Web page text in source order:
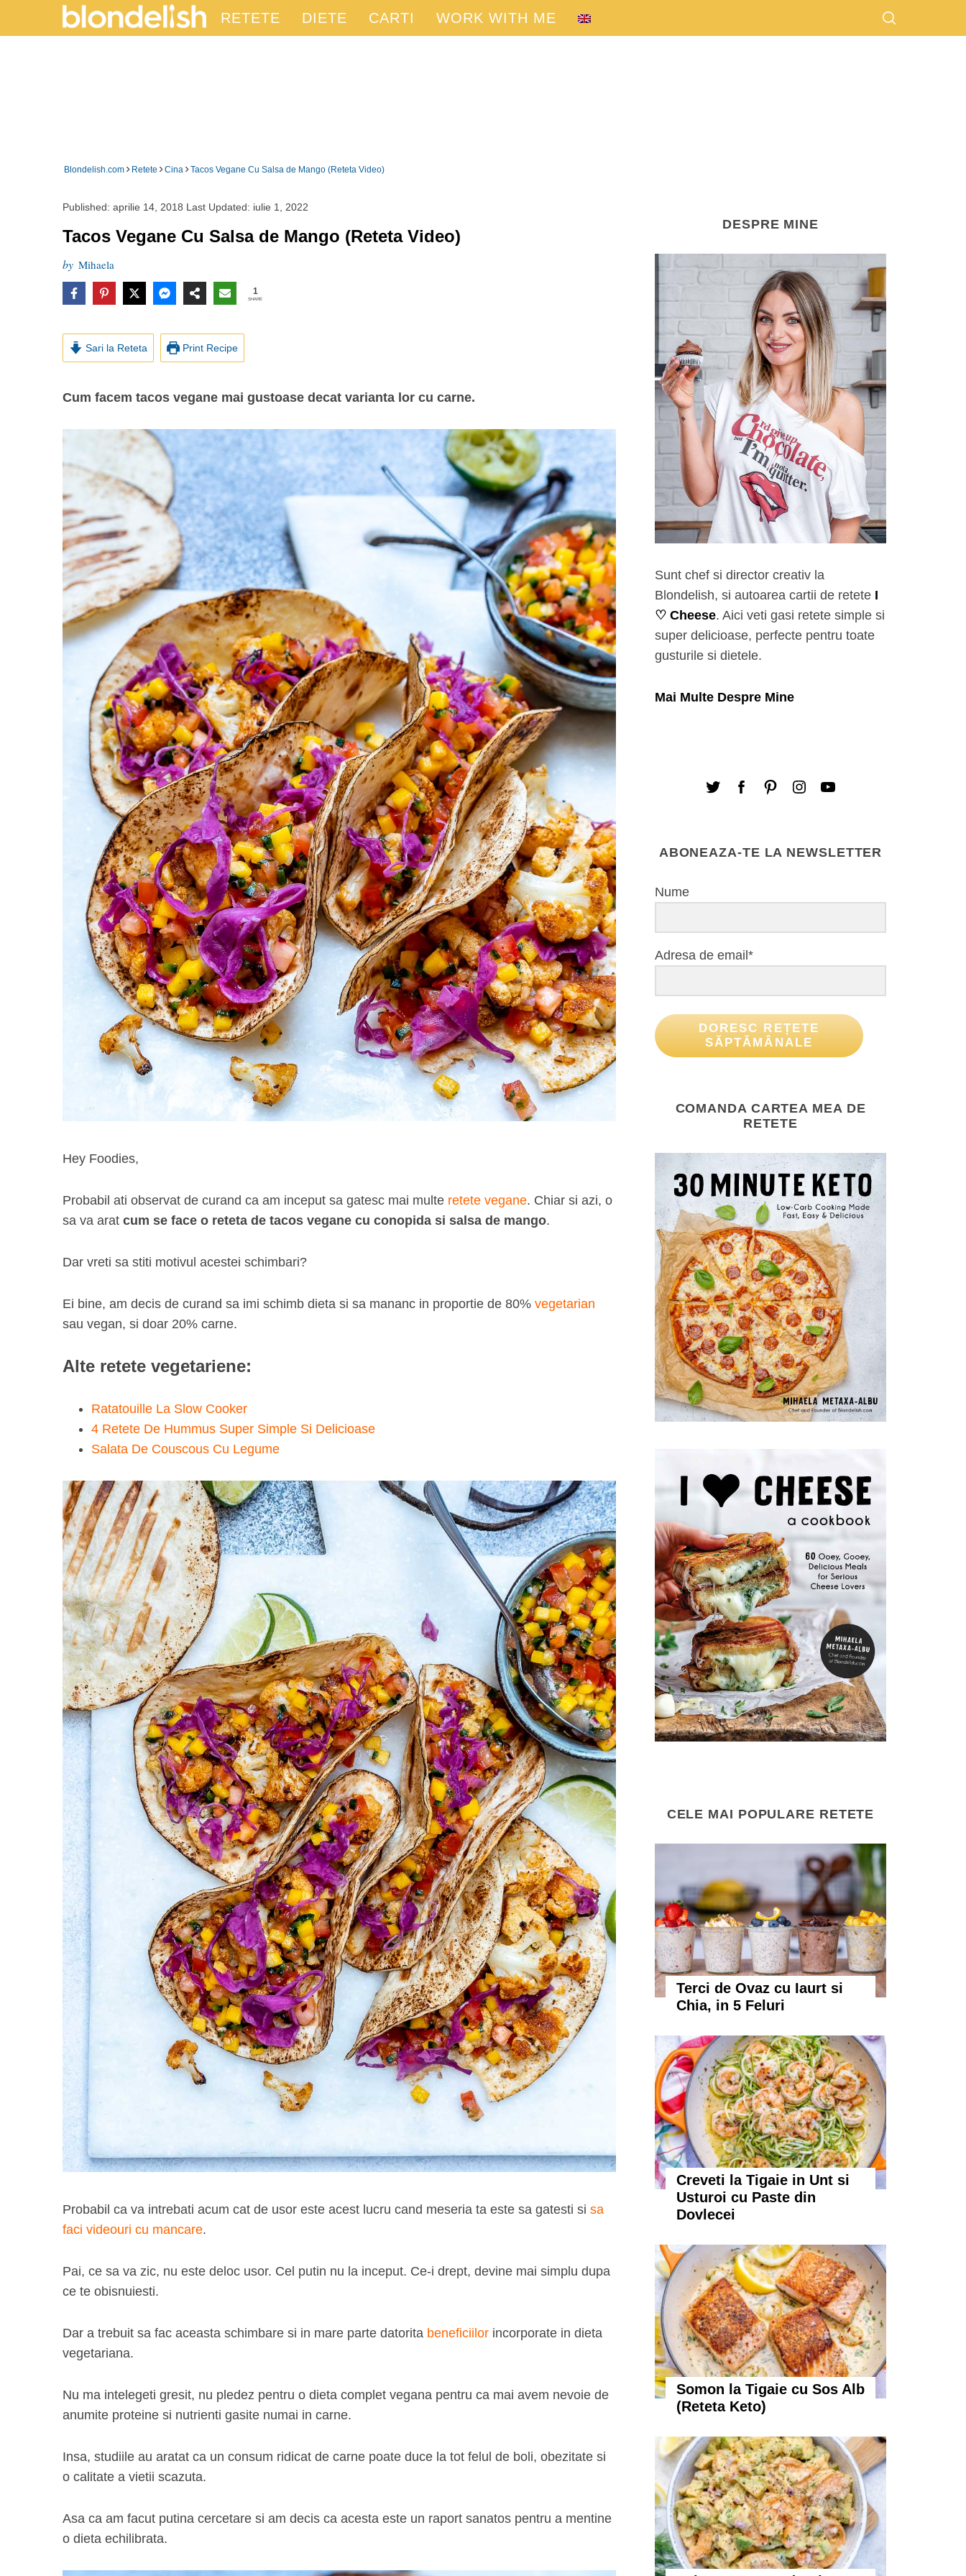
RETETE DIETE CARTI WORK WITH ME
Blondelish.com › Retete ›Cina ›Tacos Vegane Cu Salsa de Mango (Reteta Video)
Published: aprilie 14, 2018 Last Updated: iulie 1, 2022
Tacos Vegane Cu Salsa de Mango (Reteta Video)
by Mihaela
1
SHARE
Sari la Reteta Print Recipe
Cum facem tacos vegane mai gustoase decat varianta lor cu carne.
Hey Foodies,
Probabil ati observat de curand ca am inceput sa gatesc mai multe retete vegane. Chiar si azi, o
sa va arat cum se face o reteta de tacos vegane cu conopida si salsa de mango.
Dar vreti sa stiti motivul acestei schimbari?
Ei bine, am decis de curand sa imi schimb dieta si sa mananc in proportie de 80% vegetarian
sau vegan, si doar 20% carne.
Alte retete vegetariene:
Ratatouille La Slow Cooker
4 Retete De Hummus Super Simple Si Delicioase
Salata De Couscous Cu Legume
Probabil ca va intrebati acum cat de usor este acest lucru cand meseria ta este sa gatesti si sa
faci videouri cu mancare.
Pai, ce sa va zic, nu este deloc usor. Cel putin nu la inceput. Ce-i drept, devine mai simplu dupa
ce te obisnuiesti.
Dar a trebuit sa fac aceasta schimbare si in mare parte datorita beneficiilor incorporate in dieta
vegetariana.
Nu ma intelegeti gresit, nu pledez pentru o dieta complet vegana pentru ca mai avem nevoie de
anumite proteine si nutrienti gasite numai in carne.
Insa, studiile au aratat ca un consum ridicat de carne poate duce la tot felul de boli, obezitate si
o calitate a vietii scazuta.
Asa ca am facut putina cercetare si am decis ca acesta este un raport sanatos pentru a mentine
o dieta echilibrata.
DESPRE MINE
Sunt chef si director creativ la
Blondelish, si autoarea cartii de retete I
♡ Cheese. Aici veti gasi retete simple si
super delicioase, perfecte pentru toate
gusturile si dietele.
Mai Multe Despre Mine
ABONEAZA-TE LA NEWSLETTER
Nume
Adresa de email*
DORESC REȚETE
SĂPTĂMÂNALE
COMANDA CARTEA MEA DE
RETETE
CELE MAI POPULARE RETETE
Terci de Ovaz cu Iaurt si
Chia, in 5 Feluri
Creveti la Tigaie in Unt si
Usturoi cu Paste din
Dovlecei
Somon la Tigaie cu Sos Alb
(Reteta Keto)
r
c
f
r
: